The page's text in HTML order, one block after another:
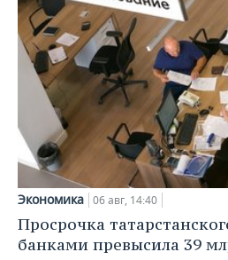
Экономика 06 авг, 14:40
Просрочка
банками превысила 39